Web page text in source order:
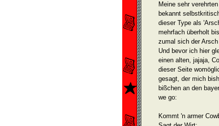
Meine sehr
bekannt
dieser Type als
mehrfach überholt
zumal sich der
Und be­vor ich hier
einen alten, jajaja,
dieser Seite
gesagt, der mich
bißchen an den
we go:
Kommt 'n armer